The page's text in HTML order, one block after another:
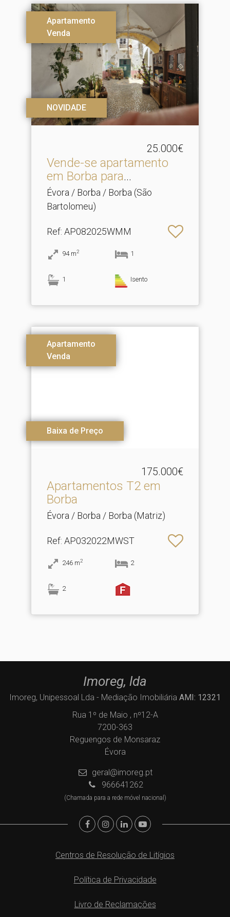
Apartamento
Venda
NOVIDADE
25.000€
Vende-se apartamento
em Borba para
recuperaçã.​..
Évora / Borba / Borba (São
Bartolomeu)
Ref: AP082025WMM
94 m2 1
1 Isento
Apartamento
Venda
Baixa de Preço
175.000€
Apartamentos T2 em
Borba
Évora / Borba / Borba (Matriz)
Ref: AP032022MWST
246 m2 2
2
Imoreg, lda
Imoreg, Unipessoal Lda - Mediação Imobiliária AMI: 12321
Rua 1º de Maio , nº12-A
7200-363
Reguengos de Monsaraz
Évora
geral@imoreg.pt
966641262
(Chamada para a rede móvel nacional)
Centros de Resolução de Litígios
Política de Privacidade
Livro de Reclamações